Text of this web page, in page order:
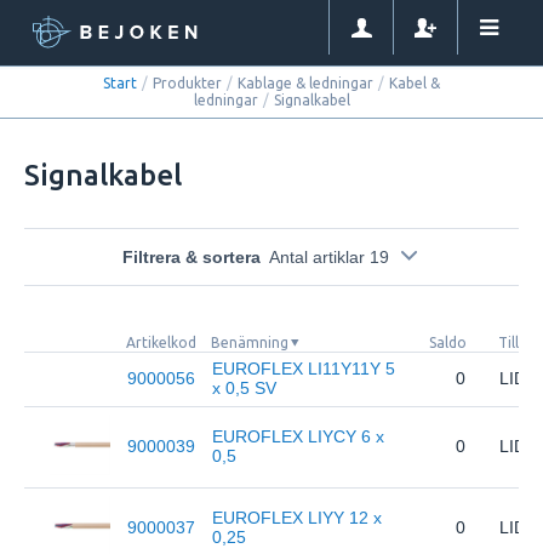
Start / Produkter / Kablage & ledningar / Kabel &
ledningar / Signalkabel
Signalkabel
Filtrera & sortera Antal artiklar 19
Artikelkod Benämning Saldo
9000056
EUROFLEX LI11Y11Y 5
x 0,5 SV
0
9000039
EUROFLEX LIYCY 6 x
0,5
0
9000037
EUROFLEX LIYY 12 x
0,25
0